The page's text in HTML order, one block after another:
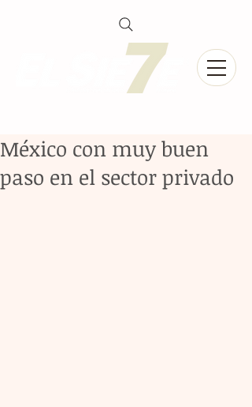
México con muy buen
paso en el sector privado